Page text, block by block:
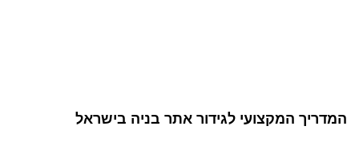
המדריך המקצועי לגידור אתר בניה בישראל